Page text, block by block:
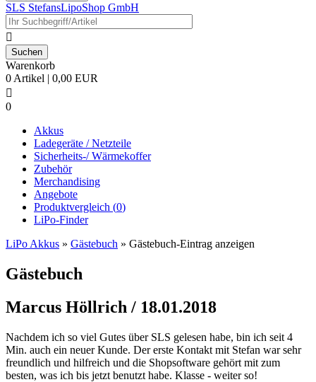
SLS StefansLipoShop GmbH

Warenkorb
0 Artikel | 0,00 EUR

0
Akkus
Ladegeräte / Netzteile
Sicherheits-/ Wärmekoffer
Zubehör
Merchandising
Angebote
Produktvergleich (0)
LiPo-Finder
LiPo Akkus » Gästebuch » Gästebuch-Eintrag anzeigen
Gästebuch
Marcus Höllrich / 18.01.2018
Nachdem ich so viel Gutes über SLS gelesen habe, bin ich seit 4
Min. auch ein neuer Kunde. Der erste Kontakt mit Stefan war sehr
freundlich und hilfreich und die Shopsoftware gehört mit zum
besten, was ich bis jetzt benutzt habe. Klasse - weiter so!